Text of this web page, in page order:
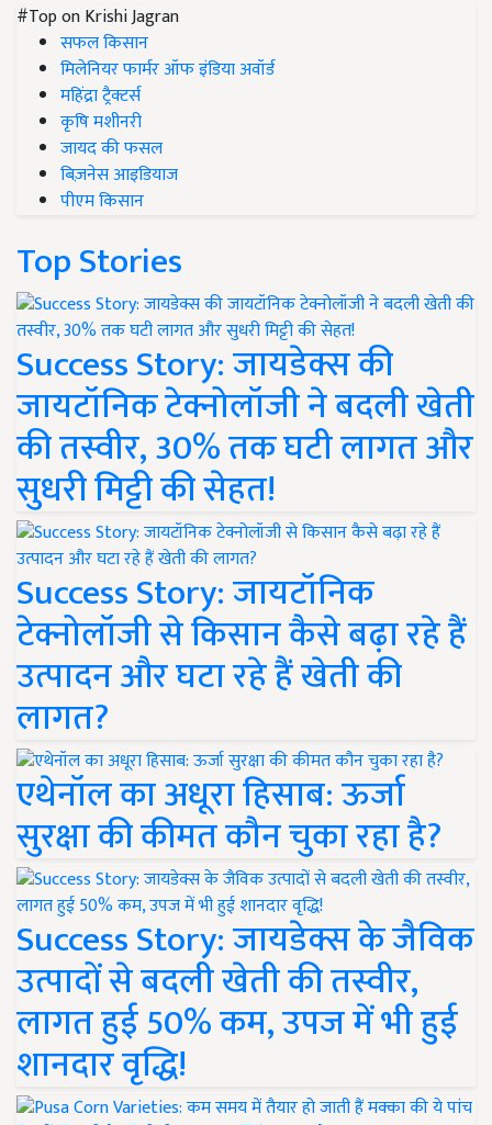
#Top on Krishi Jagran
सफल किसान
मिलेनियर फार्मर ऑफ इंडिया अवॉर्ड
महिंद्रा ट्रैक्टर्स
कृषि मशीनरी
जायद की फसल
बिज़नेस आइडियाज
पीएम किसान
Top Stories
Success Story: जायडेक्स की
जायटॉनिक टेक्नोलॉजी ने बदली खेती
की तस्वीर, 30% तक घटी लागत और
सुधरी मिट्टी की सेहत!
Success Story: जायटॉनिक
टेक्नोलॉजी से किसान कैसे बढ़ा रहे हैं
उत्पादन और घटा रहे हैं खेती की
लागत?
एथेनॉल का अधूरा हिसाब: ऊर्जा
सुरक्षा की कीमत कौन चुका रहा है?
Success Story: जायडेक्स के जैविक
उत्पादों से बदली खेती की तस्वीर,
लागत हुई 50% कम, उपज में भी हुई
शानदार वृद्धि!